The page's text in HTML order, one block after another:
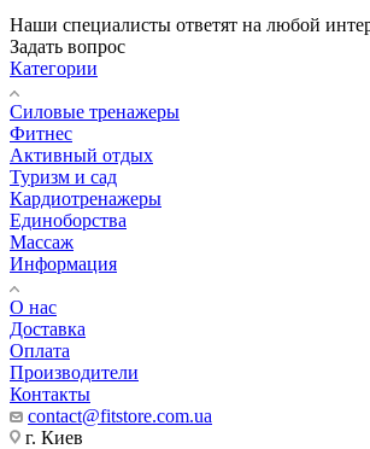
Наши специалисты ответят на любой
Задать вопрос
Категории
Силовые тренажеры
Фитнес
Активный отдых
Туризм и сад
Кардиотренажеры
Единоборства
Массаж
Информация
О нас
Доставка
Оплата
Производители
Контакты
contact@fitstore.com.ua
г. Киев